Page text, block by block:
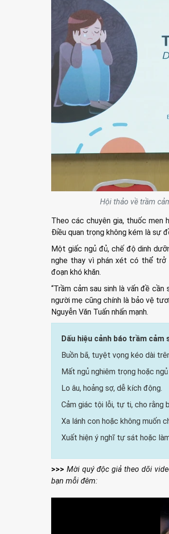
Hội thảo về trầm
Theo các chuyên gia, thuốc men
Điều quan trọng không kém là sự
Một giấc ngủ đủ, chế độ dinh
nghe thay vì phán xét có thể trở
đoạn khó khăn.
“Trầm cảm sau sinh là vấn đề
người mẹ cũng chính là bảo vệ
Nguyễn Văn Tuấn nhấn mạnh.
Dấu hiệu cảnh báo trầm cảm
Buồn bã, tuyệt vọng kéo dài
Mất ngủ nghiêm trọng hoặc ngủ
Lo âu, hoảng sợ, dễ kích động.
Cảm giác tội lỗi, tự ti, cho rằng
Xa lánh con hoặc không muốn
Xuất hiện ý nghĩ tự sát hoặc
>>>Mời quý độc giả theo dõi
bạn mỗi đêm: